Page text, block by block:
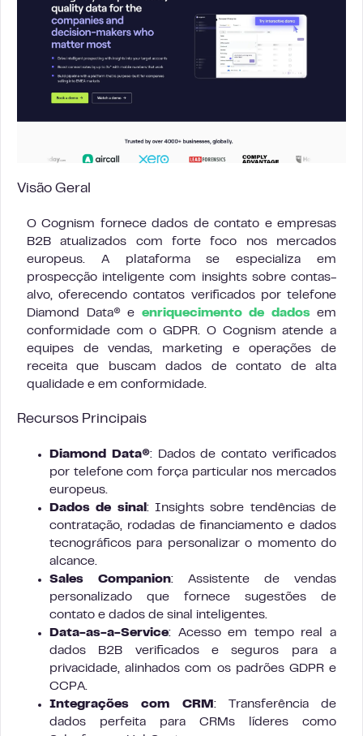
Visão Geral
O Cognism fornece dados de contato e empresas
B2B atualizados com forte foco nos mercados
europeus. A plataforma se especializa em
prospecção inteligente com insights sobre contas-
alvo, oferecendo contatos verificados por telefone
Diamond Data® e enriquecimento de dadosem
conformidade com o GDPR. O Cognism atende a
equipes de vendas, marketing e operações de
receita que buscam dados de contato de alta
qualidade e em conformidade.
Recursos Principais
Diamond Data®: Dados de contato verificados
por telefone com força particular nos mercados
europeus.
Dados de sinal : Insights sobre tendências de
contratação, rodadas de financiamento e dados
tecnográficos para personalizar o momento do
alcance.
Sales Companion: Assistente de vendas
personalizado que fornece sugestões de
contato e dados de sinal inteligentes.
Data-as-a-Service: Acesso em tempo real a
dados B2B verificados e seguros para a
privacidade, alinhados com os padrões GDPR e
CCPA.
Integrações com CRM : Transferência de
dados perfeita para CRMs líderes como